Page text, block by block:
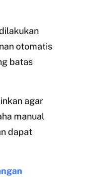
otomatis
batas
agar
manual
dapat